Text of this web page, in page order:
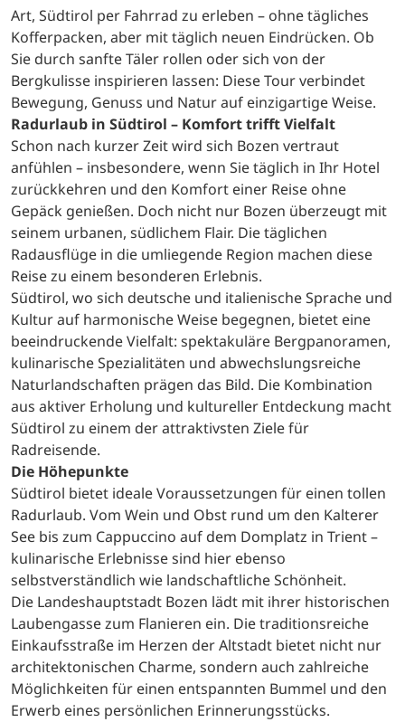
Art, Südtirol per Fahrrad zu erleben – ohne tägliches
Kofferpacken, aber mit täglich neuen Eindrücken. Ob
Sie durch sanfte Täler rollen oder sich von der
Bergkulisse inspirieren lassen: Diese Tour verbindet
Bewegung, Genuss und Natur auf einzigartige Weise.
Radurlaub in Südtirol – Komfort trifft Vielfalt
Schon nach kurzer Zeit wird sich Bozen vertraut
anfühlen – insbesondere, wenn Sie täglich in Ihr Hotel
zurückkehren und den Komfort einer Reise ohne
Gepäck genießen. Doch nicht nur Bozen überzeugt mit
seinem urbanen, südlichem Flair. Die täglichen
Radausflüge in die umliegende Region machen diese
Reise zu einem besonderen Erlebnis.
Südtirol, wo sich deutsche und italienische Sprache und
Kultur auf harmonische Weise begegnen, bietet eine
beeindruckende Vielfalt: spektakuläre Bergpanoramen,
kulinarische Spezialitäten und abwechslungsreiche
Naturlandschaften prägen das Bild. Die Kombination
aus aktiver Erholung und kultureller Entdeckung macht
Südtirol zu einem der attraktivsten Ziele für
Radreisende.
Die Höhepunkte
Südtirol bietet ideale Voraussetzungen für einen tollen
Radurlaub. Vom Wein und Obst rund um den Kalterer
See bis zum Cappuccino auf dem Domplatz in Trient –
kulinarische Erlebnisse sind hier ebenso
selbstverständlich wie landschaftliche Schönheit.
Die Landeshauptstadt Bozen lädt mit ihrer historischen
Laubengasse zum Flanieren ein. Die traditionsreiche
Einkaufsstraße im Herzen der Altstadt bietet nicht nur
architektonischen Charme, sondern auch zahlreiche
Möglichkeiten für einen entspannten Bummel und den
Erwerb eines persönlichen Erinnerungsstücks.